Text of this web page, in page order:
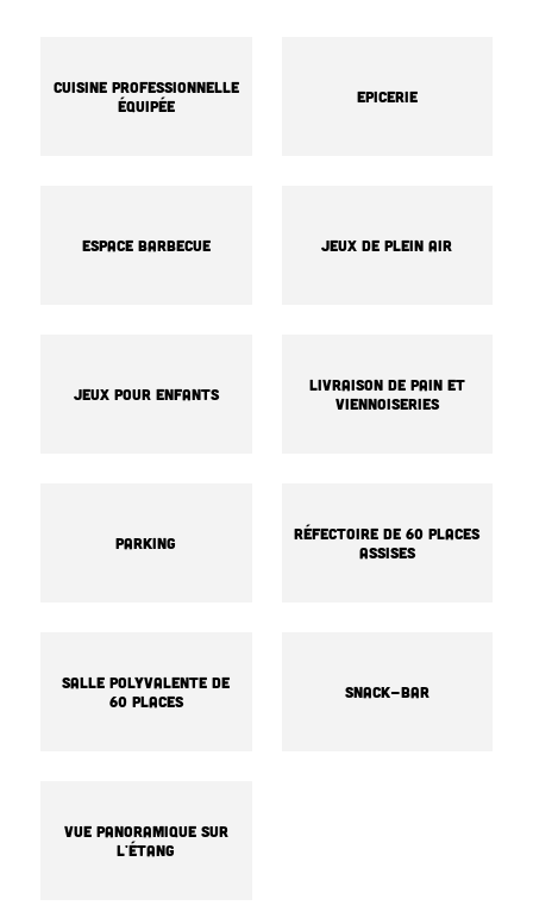
Cuisine professionnelle
équipée
Epicerie
Espace barbecue Jeux de plein air
Jeux pour enfants
Livraison de pain et
viennoiseries
Parking
Réfectoire de 60 places
assises
Salle polyvalente de
60 places
Snack-bar
Vue panoramique sur
l'étang